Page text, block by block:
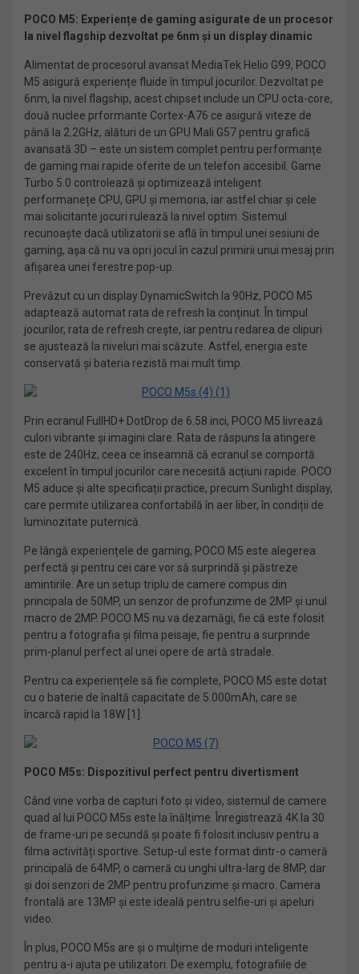
POCO M5: Experiențe de gaming asigurate de un procesor
la nivel flagship dezvoltat pe 6nm și un display dinamic
Alimentat de procesorul avansat MediaTek Helio G99, POCO
M5 asigură experiențe fluide în timpul jocurilor. Dezvoltat pe
6nm, la nivel flagship, acest chipset include un CPU octa-core,
două nuclee prformante Cortex-A76 ce asigură viteze de
până la 2.2GHz, alături de un GPU Mali G57 pentru grafică
avansată 3D – este un sistem complet pentru performanțe
de gaming mai rapide oferite de un telefon accesibil. Game
Turbo 5.0 controlează și optimizează inteligent
performanețe CPU, GPU și memoria, iar astfel chiar și cele
mai solicitante jocuri rulează la nivel optim. Sistemul
recunoaște dacă utilizatorii se află în timpul unei sesiuni de
gaming, așa că nu va opri jocul în cazul primirii unui mesaj prin
afișarea unei ferestre pop-up.
Prevăzut cu un display DynamicSwitch la 90Hz, POCO M5
adaptează automat rata de refresh la conținut. În timpul
jocurilor, rata de refresh crește, iar pentru redarea de clipuri
se ajustează la niveluri mai scăzute. Astfel, energia este
conservată și bateria rezistă mai mult timp.
Prin ecranul FullHD+ DotDrop de 6.58 inci, POCO M5 livrează
culori vibrante și imagini clare. Rata de răspuns la atingere
este de 240Hz, ceea ce înseamnă că ecranul se comportă
excelent în timpul jocurilor care necesită acțiuni rapide. POCO
M5 aduce și alte specificații practice, precum Sunlight display,
care permite utilizarea confortabilă în aer liber, în condiții de
luminozitate puternică.
Pe lângă experiențele de gaming, POCO M5 este alegerea
perfectă și pentru cei care vor să surprindă și păstreze
amintirile. Are un setup triplu de camere compus din
principala de 50MP, un senzor de profunzime de 2MP și unul
macro de 2MP. POCO M5 nu va dezamăgi, fie că este folosit
pentru a fotografia și filma peisaje, fie pentru a surprinde
prim-planul perfect al unei opere de artă stradale.
Pentru ca experiențele să fie complete, POCO M5 este dotat
cu o baterie de înaltă capacitate de 5.000mAh, care se
încarcă rapid la 18W [1].
POCO M5s: Dispozitivul perfect pentru divertisment
Când vine vorba de capturi foto și video, sistemul de camere
quad al lui POCO M5s este la înălțime. Înregistrează 4K la 30
de frame-uri pe secundă și poate fi folosit inclusiv pentru a
filma activități sportive. Setup-ul este format dintr-o cameră
principală de 64MP, o cameră cu unghi ultra-larg de 8MP, dar
și doi senzori de 2MP pentru profunzime și macro. Camera
frontală are 13MP și este ideală pentru selfie-uri și apeluri
video.
În plus, POCO M5s are și o mulțime de moduri inteligente
pentru a-i ajuta pe utilizatori. De exemplu, fotografiile de